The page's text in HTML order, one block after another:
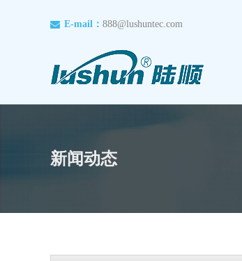
E-mail： 888@lushuntec.com
新闻动态